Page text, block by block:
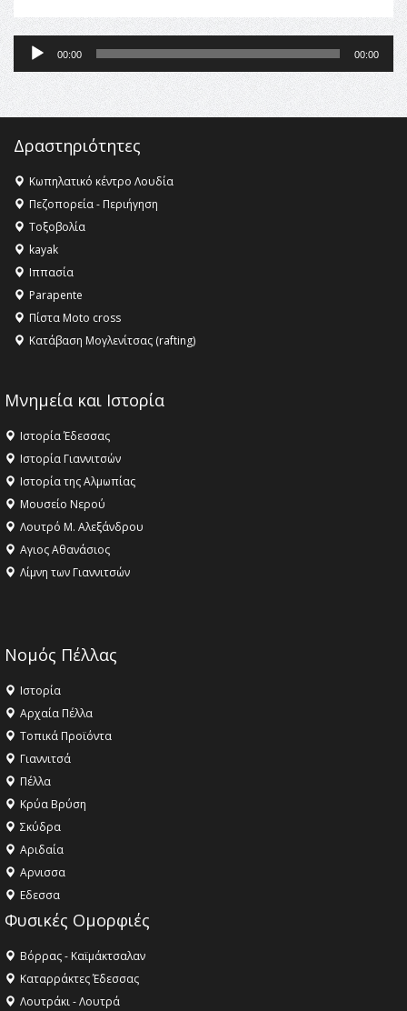
Αναθεώρηση του Συντάγματος: «Σε τέτοιες κορυφαίες
θεσμικές διαδικασίες υπάρχει μόνο η ευθύνη απέναντι
στις επόμενες γενιές»
16:35 -Το πρόγραμμα του ΠΑΟΚ στον δεύτερο γύρο του
Champions League!
Κληρονομιάς της UNESCO – Ομόφωνη η απόφαση Ο
Όλυμπος αναγνωρίστηκε ως φυσικό και πολιτιστικό
αγαθό εξέχουσας οικουμενικής αξίας για την
ανθρωπότητα
16:18 -ΕΝΟΡΙΑΚΕΣ ΚΑΛΟΚΑΙΡΙΝΕΣ ΔΡΑΣΕΙΣ ΓΙΑ ΠΑΙΔΙΑ
ΣΤΗΝ ΕΔΕΣΣΑ
Πρόγραμμα
Αναπαραγωγής
Ήχου
00:00 00:00
Δραστηριότητες
Κωπηλατικό κέντρο Λουδία
Πεζοπορεία - Περιήγηση
Τοξοβολία
kayak
Ιππασία
Parapente
Πίστα Moto cross
Κατάβαση Μογλενίτσας (rafting)
Μνημεία και Ιστορία
Ιστορία Έδεσσας
Ιστορία Γιαννιτσών
Ιστορία της Αλμωπίας
Μουσείο Νερού
Λουτρό Μ. Αλεξάνδρου
Αγιος Αθανάσιος
Λίμνη των Γιαννιτσών
Νομός Πέλλας
Ιστορία
Αρχαία Πέλλα
Τοπικά Προϊόντα
Γιαννιτσά
Πέλλα
Κρύα Βρύση
Σκύδρα
Αριδαία
Aρνισσα
Eδεσσα
Φυσικές Ομορφιές
Βόρρας - Καϊμάκτσαλαν
Καταρράκτες Έδεσσας
Λουτράκι - Λουτρά